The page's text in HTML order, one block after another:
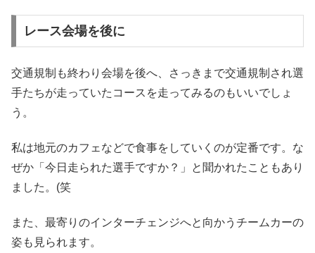
レース会場を後に
交通規制も終わり会場を後へ、さっきまで交通規制され選
手たちが走っていたコースを走ってみるのもいいでしょ
う。
私は地元のカフェなどで食事をしていくのが定番です。な
ぜか「今日走られた選手ですか？」と聞かれたこともあり
ました。(笑
また、最寄りのインターチェンジへと向かうチームカーの
姿も見られます。